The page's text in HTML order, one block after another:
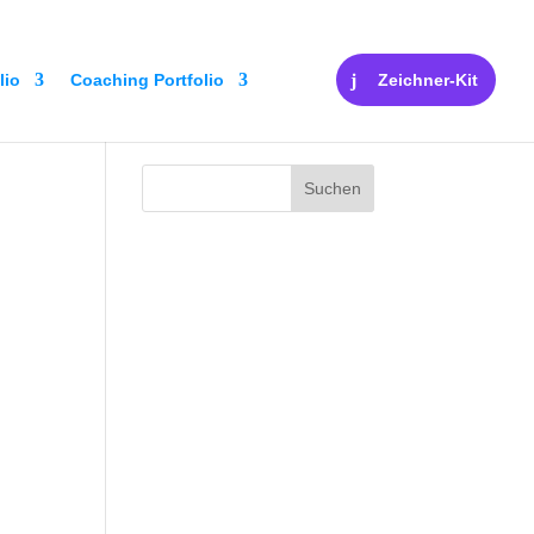
Coaching Portfolio Zeichner-Kit